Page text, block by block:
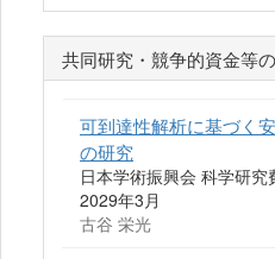
共同研究・競争的資金等
可到達性解析に基づく
の研究
日本学術振興会 科学研
2029年3月
古谷 栄光